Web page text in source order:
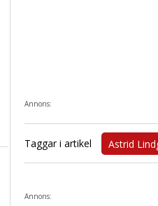
Annons:
Taggar i artikel Astrid
Annons: